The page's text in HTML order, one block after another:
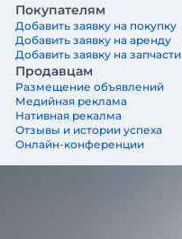
Покупателям
Добавить заявку на покупку
Добавить заявку на аренду
Добавить заявку на запчасти
Продавцам
Размещение объявлений
Медийная реклама
Нативная рекалма
Отзывы и истории успеха
Онлайн-конференции